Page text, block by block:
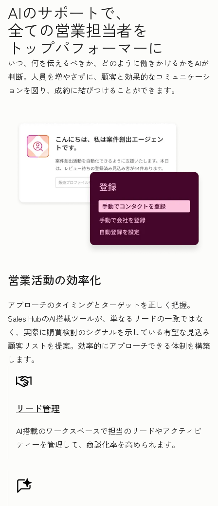
AIのサポートで、
全ての営業担当者を
トップパフォーマーに
いつ、何を伝えるべきか、どのように働きかけるかをAIが
判断。人員を増やさずに、顧客と効果的なコミュニケーシ
ョンを図り、成約に結びつけることができます。
営業活動の効率化
アプローチのタイミングとターゲットを正しく把握。
Sales HubのAI搭載ツールが、単なるリードの一覧ではな
く、実際に購買検討のシグナルを示している有望な見込み
顧客リストを提案。効率的にアプローチできる体制を構築
します。
リード管理
AI搭載のワークスペースで担当のリードやアクティビ
ティーを管理して、商談化率を高められます。